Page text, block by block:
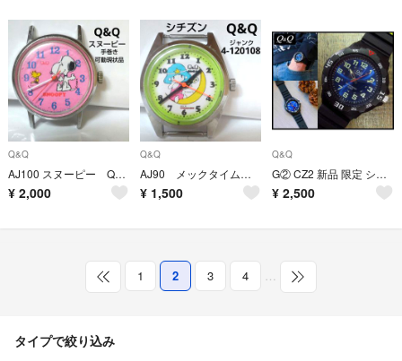
Q&Q
AJ100 スヌーピー Q&Q フェースのみ 時計 手巻き稼働現状品
¥ 2,000
Q&Q
AJ90 メックタイム Q&Q シチズン 4-120108 フェースのみ 手巻きジャンク
¥ 1,500
Q&Q
G② CZ2 新品 限定 シチズン Q&Q 防水 クォーツ 腕時計 青/黒 ②
¥ 2,500
1 2 3 4
タイプで絞り込み